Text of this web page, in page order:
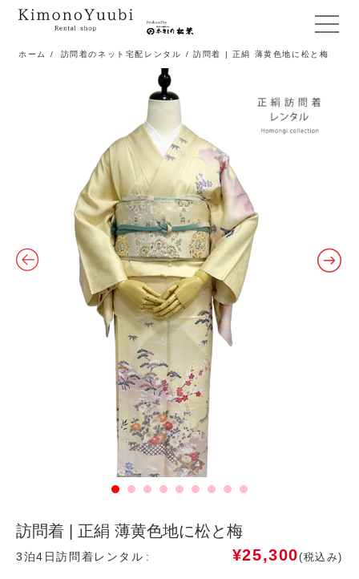
メ
ニ
ホーム / 訪問着のネット宅配レンタル / 訪問着 | 正絹 薄黄色地に松と梅
訪問着 | 正絹 薄黄色地に松と梅
3泊4日訪問着レンタル ¥25,300(税込み)